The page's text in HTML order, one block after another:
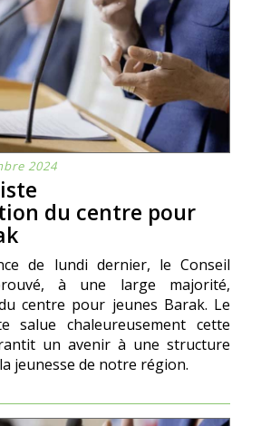
2024
du centre pour
de lundi dernier, le Conseil
à une large majorité,
centre pour jeunes Barak. Le
salue chaleureusement cette
un avenir à une structure
jeunesse de notre région.